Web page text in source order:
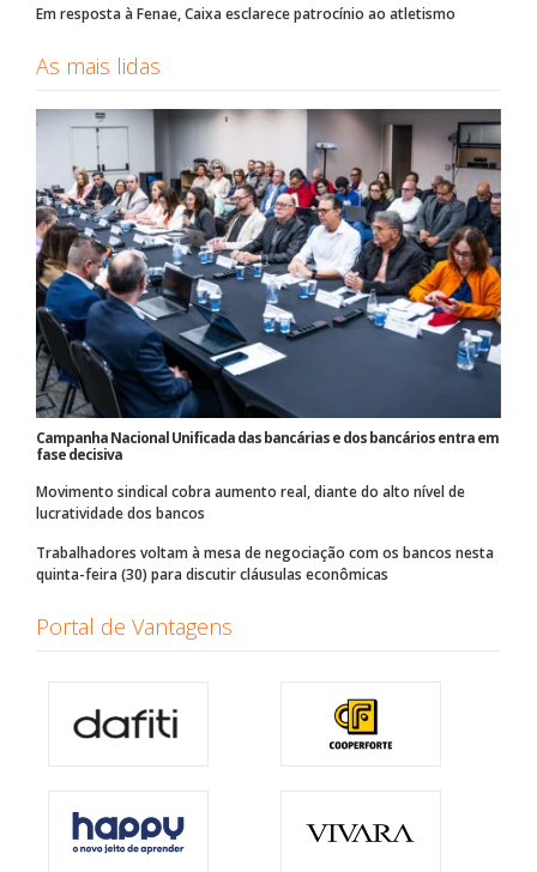
Em resposta à Fenae, Caixa esclarece patrocínio ao atletismo
As mais lidas
Campanha Nacional Unificada das bancárias e dos bancários entra em
fase decisiva
Movimento sindical cobra aumento real, diante do alto nível de
lucratividade dos bancos
Trabalhadores voltam à mesa de negociação com os bancos nesta
quinta-feira (30) para discutir cláusulas econômicas
Portal de Vantagens